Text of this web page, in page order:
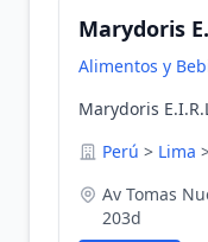
Marydoris
Alimentos y
Marydoris
Perú > Lima
Av Tomas
203d